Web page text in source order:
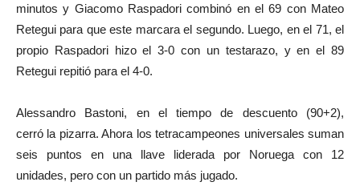
minutos y Giacomo Raspadori combinó en el 69 con Mateo
Retegui para que este marcara el segundo. Luego, en el 71, el
propio Raspadori hizo el 3-0 con un testarazo, y en el 89
Retegui repitió para el 4-0.
Alessandro Bastoni, en el tiempo de descuento (90+2),
cerró la pizarra. Ahora los tetracampeones universales suman
seis puntos en una llave liderada por Noruega con 12
unidades, pero con un partido más jugado.